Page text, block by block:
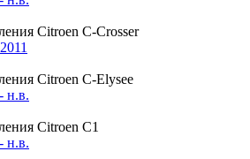
Citroen C-Crosser
Citroen C-Elysee
н.в.
Citroen C1
н.в.